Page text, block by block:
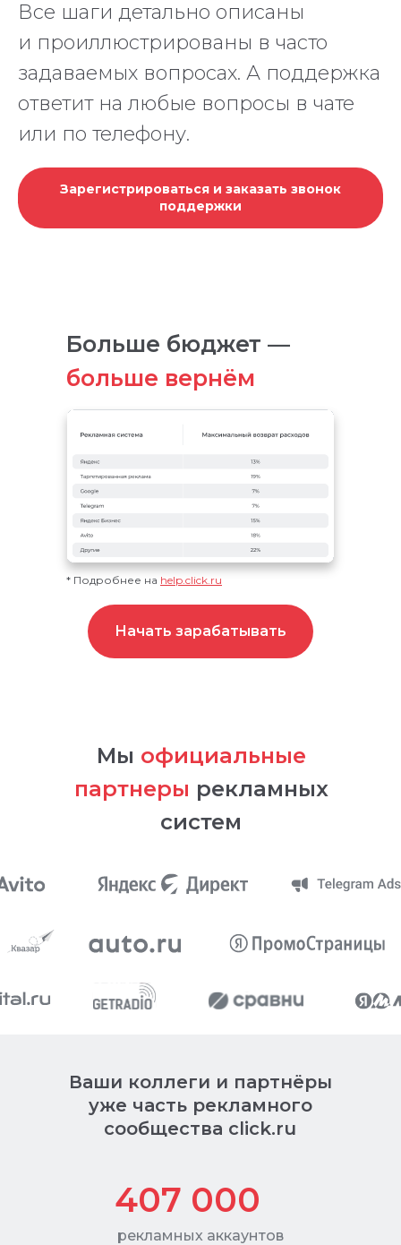
Все шаги детально описаны
и проиллюстрированы в часто
задаваемых вопросах. А поддержка
ответит на любые вопросы в чате
или по телефону.
Зарегистрироваться и заказать звонок
поддержки
Больше бюджет —
больше вернём
* Подробнее на help.click.ru
Начать зарабатывать
Мы официальные
партнеры рекламных
систем
Ваши коллеги и партнёры
уже часть рекламного
сообщества click.ru
407 000
рекламных аккаунтов